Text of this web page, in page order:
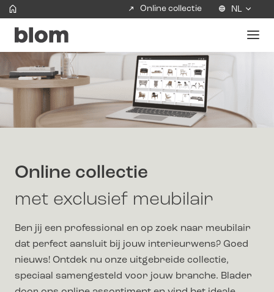
Online collectie NL
Online collectie
met exclusief meubilair
Ben jij een professional en op zoek naar meubilair
dat perfect aansluit bij jouw interieurwens? Goed
nieuws! Ontdek nu onze uitgebreide collectie,
speciaal samengesteld voor jouw branche. Blader